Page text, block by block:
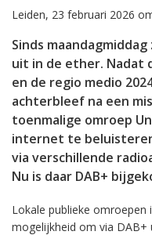
Leiden, 23 februari 2026
Sinds
uit in de ether. Nadat
en de regio medio
achterbleef na een
toenmalige omroep
internet te
via verschillende
Nu is daar DAB+
Lokale publieke omroepen
mogelijkheid om via DAB+